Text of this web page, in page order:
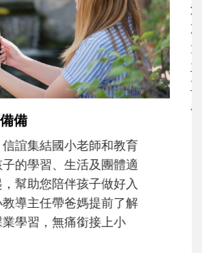
擅長當爸爸！男人總是在一次
的體驗中，跟著孩子一起長
感的肢體遊戲，到獨立自
解決問題的能力養成。爸爸
模樣，參與孩子每個重要的